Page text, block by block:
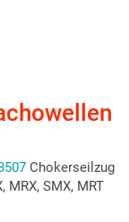
Chokerseilzug
MRX, SMX, MRT